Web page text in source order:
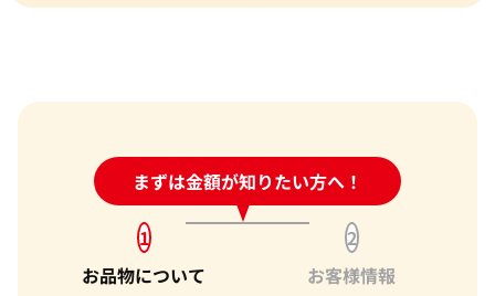
まずは金額が知りたい方へ！
24時間受付中!問い合わせフォーム
1
お品物について
2
お客様情報